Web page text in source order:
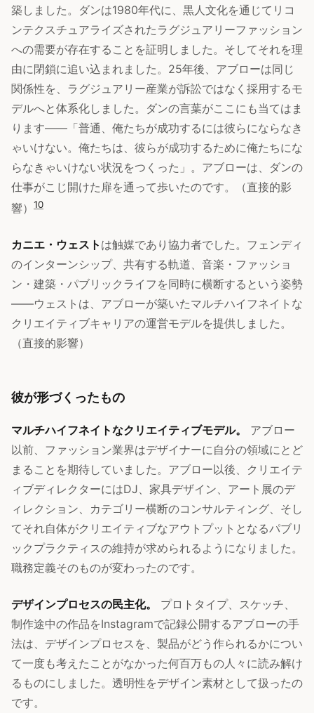
築しました。ダンは1980年代に、黒人文化を通じてリコ
ンテクスチュアライズされたラグジュアリーファッション
への需要が存在することを証明しました。そしてそれを理
由に閉鎖に追い込まれました。25年後、アブローは同じ
関係性を、ラグジュアリー産業が訴訟ではなく採用するモ
デルへと体系化しました。ダンの言葉がここにも当てはま
ります——「普通、俺たちが成功するには彼らにならなき
ゃいけない。俺たちは、彼らが成功するために俺たちにな
らなきゃいけない状況をつくった」。アブローは、ダンの
仕事がこじ開けた扉を通って歩いたのです。（直接的影
響）
10
カニエ・ウェスト は触媒であり協力者でした。フェンディ
のインターンシップ、共有する軌道、音楽・ファッショ
ン・建築・パブリックライフを同時に横断するという姿勢
——ウェストは、アブローが築いたマルチハイフネイトな
クリエイティブキャリアの運営モデルを提供しました。
（直接的影響）
彼が形づくったもの
マルチハイフネイトなクリエイティブモデル。
アブロー
以前、ファッション業界はデザイナーに自分の領域にとど
まることを期待していました。アブロー以後、クリエイテ
ィブディレクターにはDJ、家具デザイン、アート展のデ
ィレクション、カテゴリー横断のコンサルティング、そし
てそれ自体がクリエイティブなアウトプットとなるパブリ
ックプラクティスの維持が求められるようになりました。
職務定義そのものが変わったのです。
デザインプロセスの民主化。
プロトタイプ、スケッチ、
制作途中の作品をInstagramで記録公開するアブローの手
法は、デザインプロセスを、製品がどう作られるかについ
て一度も考えたことがなかった何百万もの人々に読み解け
るものにしました。透明性をデザイン素材として扱ったの
です。